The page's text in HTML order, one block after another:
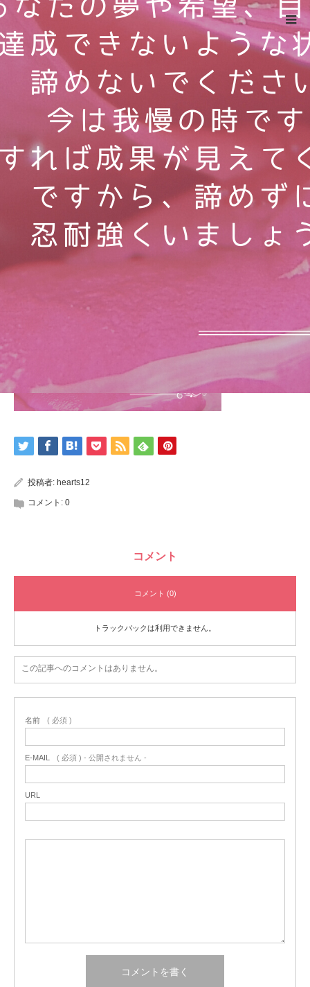
ホーム インスタ38
Warning: ltrim() expects parameter 1 to be string, object given
/home/xs524725/reiki-kumamoto.com/public_html/wp-
includes/formatting.phpon line4343
インスタ38
2022.12.12
投稿者: hearts12
コメント: 0
コメント
コメント (0)
トラックバックは利用できません。
この記事へのコメントはありません。
名前 ( 必須 )
E-MAIL ( 必須 ) - 公開されません -
URL